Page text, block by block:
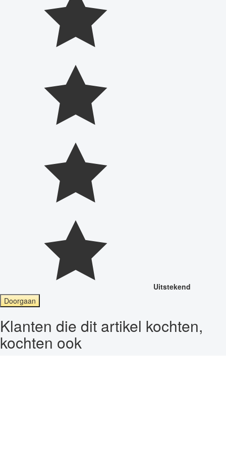
Uitstekend
Doorgaan
Klanten die dit artikel kochten,
kochten ook